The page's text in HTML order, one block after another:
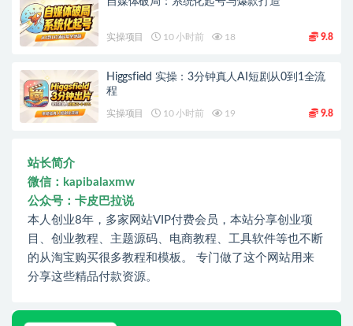
实操项目 10 小时前 18 9.8
Higgsfield 实操：3分钟真人AI短剧从0到1全流
程
实操项目 10 小时前 19 9.8
站长简介
微信：kapibalaxmw
公众号：卡皮巴拉说
本人创业8年，多家网站VIP付费会员，本站分享创业项
目、创业教程、主题源码、电商教程、工具软件等也不断
的从淘宝购买很多教程和模板。 专门做了这个网站用来
分享这些精品付款资源。